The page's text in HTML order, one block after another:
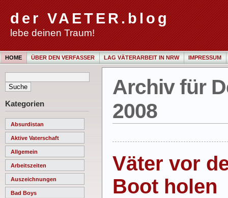
der VAETER.blog
lebe deinen Traum!
HOME ÜBER DEN VERFASSER LAG VÄTERARBEIT IN NRW IMPRESSUM
Kategorien
Absurdistan
Aktive Vaterschaft
Allgemein
Arbeitszeiten
Auszeichnungen
Bad Boys
Archiv für
2008
Väter vor
Boot holen